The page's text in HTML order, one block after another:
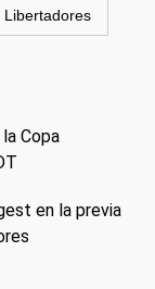
Libertadores
Copa
en la previa